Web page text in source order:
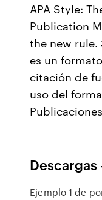
APA Style:
Publication
the new rule.
es un
citación de
uso del
Descargas
Ejemplo 1 de